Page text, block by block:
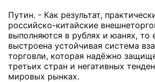
Путин. - Как результат,
российско-китайские
выполняются в рублях и юанях, то
выстроена устойчивая система
торговли, которая надёжно
третьих стран и негативных
мировых рынках.